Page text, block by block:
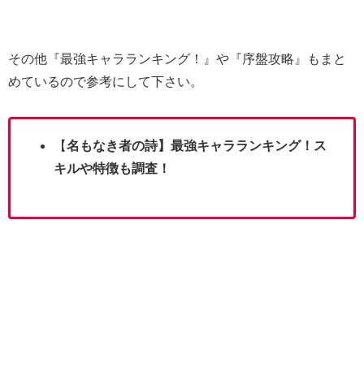
その他『最強キャラランキング！』や『序盤攻略』もまと
めているので参考にして下さい。
【名もなき者の詩】最強キャラランキング！ス
キルや特徴も調査！